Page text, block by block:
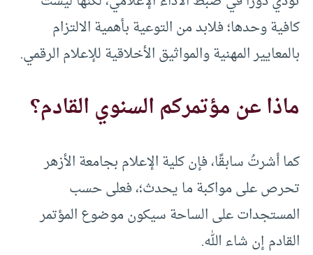
كافية وحدها؛ فلابد من التوعية بأهمية الالتزام
بالمعايير المهنية والمواثيق الأخلاقية للإعلام الرقمي.
ماذا عن مؤتمركم السنوي القادم؟
كما أشرتُ سابقًا، فإن كلية الإعلام بجامعة الأزهر
تحرص على مواكبة ما يحدث؛، فعلى حسب
المستجدات على الساحة سيكون موضوع المؤتمر
القادم إن شاء الله.